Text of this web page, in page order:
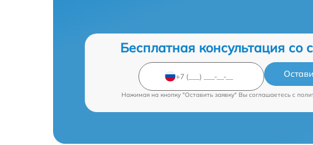
Бесплатная консультация со
Нажимая на кнопку "Оставить заявку" Вы соглашаетесь c